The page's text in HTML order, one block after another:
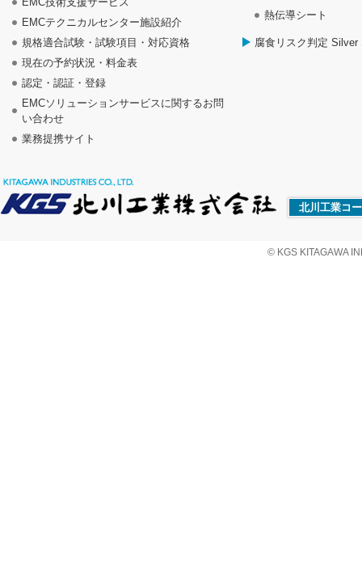
EMCテクニカルセンター施設紹介
規格適合試験・試験項目・対応資格
現在の予約状況・料金表
認定・認証・登録
EMCソリューションサービスに関するお問
い合わせ
業務提携サイト
熱伝導シート
腐食リスク判定
北川工業コ
© KGS KITAGAWA